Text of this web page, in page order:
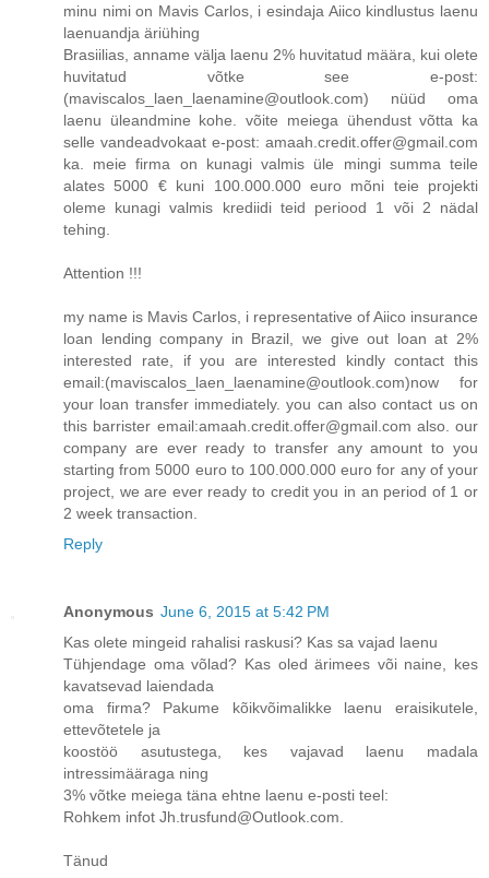
minu nimi on Mavis Carlos, i esindaja Aiico kindlustus laenu
laenuandja äriühing
Brasiilias, anname välja laenu 2% huvitatud määra, kui olete
huvitatud võtke see e-post:
(maviscalos_laen_laenamine@outlook.com) nüüd oma
laenu üleandmine kohe. võite meiega ühendust võtta ka
selle vandeadvokaat e-post: amaah.credit.offer@gmail.com
ka. meie firma on kunagi valmis üle mingi summa teile
alates 5000 € kuni 100.000.000 euro mõni teie projekti
oleme kunagi valmis krediidi teid periood 1 või 2 nädal
tehing.
Attention !!!
my name is Mavis Carlos, i representative of Aiico insurance
loan lending company in Brazil, we give out loan at 2%
interested rate, if you are interested kindly contact this
email:(maviscalos_laen_laenamine@outlook.com)now for
your loan transfer immediately. you can also contact us on
this barrister email:amaah.credit.offer@gmail.com also. our
company are ever ready to transfer any amount to you
starting from 5000 euro to 100.000.000 euro for any of your
project, we are ever ready to credit you in an period of 1 or
2 week transaction.
Reply
Anonymous June 6, 2015 at 5:42 PM
Kas olete mingeid rahalisi raskusi? Kas sa vajad laenu
Tühjendage oma võlad? Kas oled ärimees või naine, kes
kavatsevad laiendada
oma firma? Pakume kõikvõimalikke laenu eraisikutele,
ettevõtetele ja
koostöö asutustega, kes vajavad laenu madala
intressimääraga ning
3% võtke meiega täna ehtne laenu e-posti teel:
Rohkem infot Jh.trusfund@Outlook.com.
Tänud